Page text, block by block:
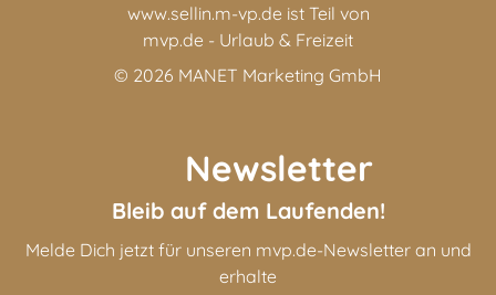
www.sellin.m-vp.de ist Teil von
mvp.de - Urlaub & Freizeit
© 2026 MANET Marketing GmbH
Newsletter
Bleib auf dem Laufenden!
Melde Dich jetzt für unseren mvp.de-Newsletter an und
erhalte